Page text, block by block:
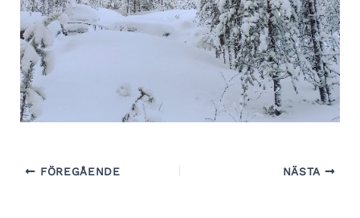
FÖREGÅENDE NÄSTA